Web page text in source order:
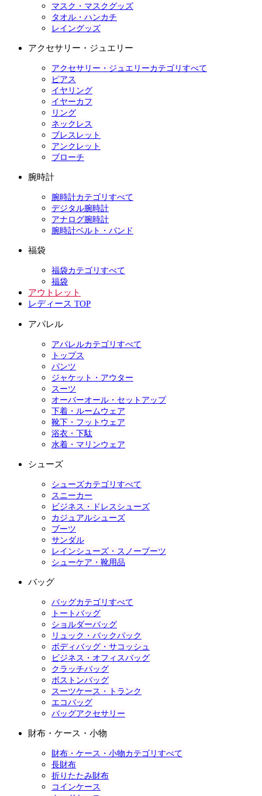
マスク・マスクグッズ
タオル・ハンカチ
レイングッズ
アクセサリー・ジュエリー
アクセサリー・ジュエリーカテゴリすべて
ピアス
イヤリング
イヤーカフ
リング
ネックレス
ブレスレット
アンクレット
ブローチ
腕時計
腕時計カテゴリすべて
デジタル腕時計
アナログ腕時計
腕時計ベルト・バンド
福袋
福袋カテゴリすべて
福袋
アウトレット
レディース TOP
アパレル
アパレルカテゴリすべて
トップス
パンツ
ジャケット・アウター
スーツ
オーバーオール・セットアップ
下着・ルームウェア
靴下・フットウェア
浴衣・下駄
水着・マリンウェア
シューズ
シューズカテゴリすべて
スニーカー
ビジネス・ドレスシューズ
カジュアルシューズ
ブーツ
サンダル
レインシューズ・スノーブーツ
シューケア・靴用品
バッグ
バッグカテゴリすべて
トートバッグ
ショルダーバッグ
リュック・バックパック
ボディバッグ・サコッシュ
ビジネス・オフィスバッグ
クラッチバッグ
ボストンバッグ
スーツケース・トランク
エコバッグ
バッグアクセサリー
財布・ケース・小物
財布・ケース・小物カテゴリすべて
長財布
折りたたみ財布
コインケース